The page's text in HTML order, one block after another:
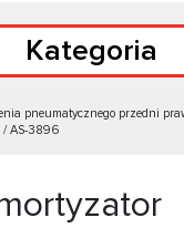
Kategoria
pneumatycznego przedni
/ AS-3896